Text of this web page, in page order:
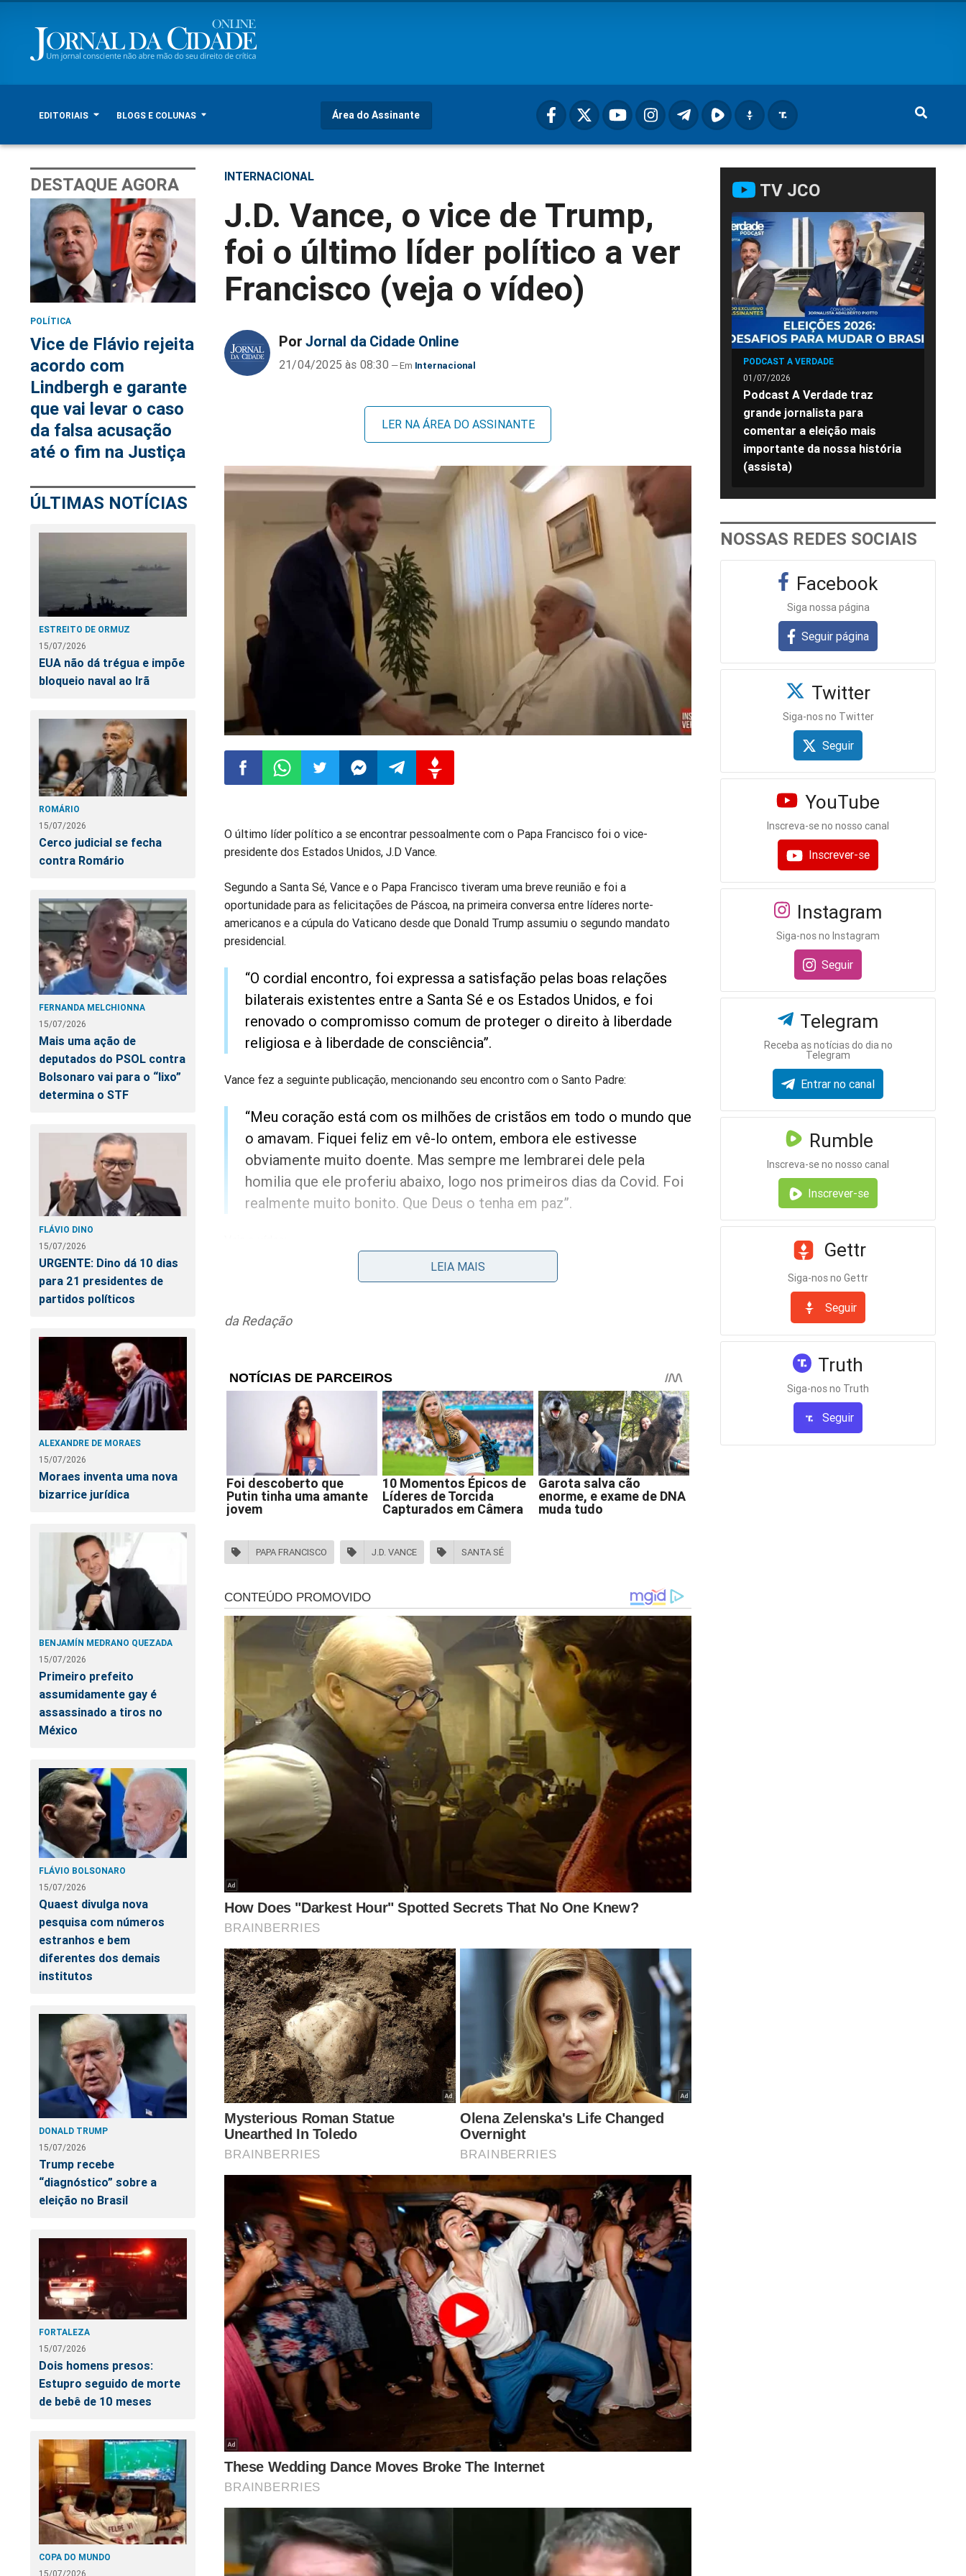
EDITORIAIS BLOGS E COLUNAS Área do Assinante
DESTAQUE AGORA
POLÍTICA
Vice de Flávio rejeita
acordo com
Lindbergh e garante
que vai levar o caso
da falsa acusação
até o fim na Justiça
ÚLTIMAS NOTÍCIAS
ESTREITO DE ORMUZ
15/07/2026
EUA não dá trégua e impõe
bloqueio naval ao Irã
ROMÁRIO
15/07/2026
Cerco judicial se fecha
contra Romário
FERNANDA MELCHIONNA
15/07/2026
Mais uma ação de
deputados do PSOL contra
Bolsonaro vai para o “lixo”
determina o STF
FLÁVIO DINO
15/07/2026
URGENTE: Dino dá 10 dias
para 21 presidentes de
partidos políticos
ALEXANDRE DE MORAES
15/07/2026
Moraes inventa uma nova
bizarrice jurídica
BENJAMÍN MEDRANO QUEZADA
15/07/2026
Primeiro prefeito
assumidamente gay é
assassinado a tiros no
México
FLÁVIO BOLSONARO
15/07/2026
Quaest divulga nova
pesquisa com números
estranhos e bem
diferentes dos demais
institutos
DONALD TRUMP
15/07/2026
Trump recebe
“diagnóstico” sobre a
eleição no Brasil
FORTALEZA
15/07/2026
Dois homens presos:
Estupro seguido de morte
de bebê de 10 meses
COPA DO MUNDO
15/07/2026
INTERNACIONAL
J.D. Vance, o vice de Trump,
foi o último líder político a ver
Francisco (veja o vídeo)
Por Jornal da Cidade Online
21/04/2025 às 08:30 Internacional
LER NA ÁREA DO ASSINANTE
no
no
no
no
no
no
O último líder político a se encontrar pessoalmente com o Papa Francisco foi o vice-
presidente dos Estados Unidos, J.D Vance.
Segundo a Santa Sé, Vance e o Papa Francisco tiveram uma breve reunião e foi a
oportunidade para as felicitações de Páscoa, na primeira conversa entre líderes norte-
americanos e a cúpula do Vaticano desde que Donald Trump assumiu o segundo mandato
presidencial.
“O cordial encontro, foi expressa a satisfação pelas boas relações
bilaterais existentes entre a Santa Sé e os Estados Unidos, e foi
renovado o compromisso comum de proteger o direito à liberdade
religiosa e à liberdade de consciência”.
Vance fez a seguinte publicação, mencionando seu encontro com o Santo Padre:
“Meu coração está com os milhões de cristãos em todo o mundo que
o amavam. Fiquei feliz em vê-lo ontem, embora ele estivesse
obviamente muito doente. Mas sempre me lembrarei dele pela
homilia que ele proferiu abaixo, logo nos primeiros dias da Covid. Foi
realmente muito bonito. Que Deus o tenha em paz”.
A última benção de Francisco, horas antes de seu falecimento (veja
o vídeo)
Adolescente morre após ir 8 vezes à UPA e vereador pede
afastamento imediato de 7 médicos
Morre ex-goleiro da Seleção Argentina: “El loco”, a lenda
Nas últimas semanas, a possibilidade de prisão de Jair Bolsonaro absurdamente se tornou
realidade. A cruel perseguição contra o ex-presidente, seus aliados e sua família parece não
ter limites! O "sistema" quer esconder o que realmente aconteceu em 2022... Tudo sobre
aquele pleito eleitoral foi documentado no livro"O Fantasma do Alvorada - A Volta à Cena
,umbest seller
no Brasil. Não perca tempo. Caso tenha interesse, clique no link
abaixo para adquirir essa obra:
https://www.conteudoconservador.com.br/products/o-fantasma-do-alvorada-a-volta-a-
cena-do-crime
O próprio Bolsonaro já conhece o livro:
LEIA MAIS
da Redação
PAPA FRANCISCO J.D. VANCE SANTA SÉ
TV JCO
PODCAST A VERDADE
01/07/2026
Podcast A Verdade traz
grande jornalista para
comentar a eleição mais
importante da nossa história
(assista)
NOSSAS REDES SOCIAIS
Facebook
Siga nossa página
Seguir página
Twitter
Siga-nos no Twitter
Seguir
YouTube
Inscreva-se no nosso canal
Inscrever-se
Instagram
Siga-nos no Instagram
Seguir
Telegram
Receba as notícias do dia no
Telegram
Entrar no canal
Rumble
Inscreva-se no nosso canal
Inscrever-se
Gettr
Siga-nos no Gettr
Seguir
Truth
Siga-nos no Truth
Seguir